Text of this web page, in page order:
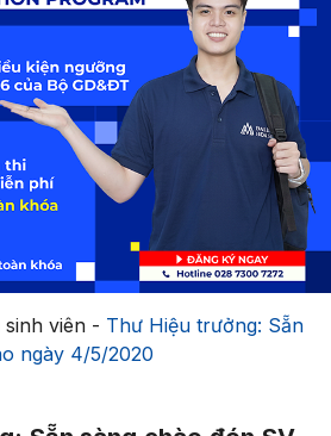
viên- Thư Hiệu trưởng: Sẵn
ngày 4/5/2020